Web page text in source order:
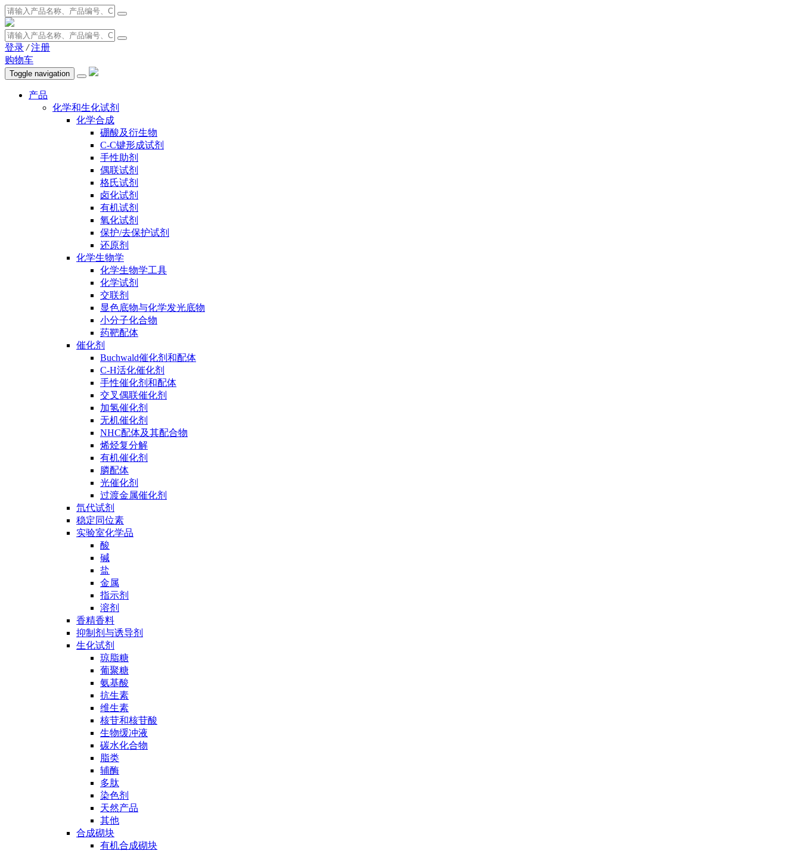
登录 / 注册
购物车
Toggle navigation
产品
化学和生化试剂
化学合成
硼酸及衍生物
C-C键形成试剂
手性助剂
偶联试剂
格氏试剂
卤化试剂
有机试剂
氧化试剂
保护/去保护试剂
还原剂
化学生物学
化学生物学工具
化学试剂
交联剂
显色底物与化学发光底物
小分子化合物
药靶配体
催化剂
Buchwald催化剂和配体
C-H活化催化剂
手性催化剂和配体
交叉偶联催化剂
加氢催化剂
无机催化剂
NHC配体及其配合物
烯烃复分解
有机催化剂
膦配体
光催化剂
过渡金属催化剂
氘代试剂
稳定同位素
实验室化学品
酸
碱
盐
金属
指示剂
溶剂
香精香料
抑制剂与诱导剂
生化试剂
琼脂糖
葡聚糖
氨基酸
抗生素
维生素
核苷和核苷酸
生物缓冲液
碳水化合物
脂类
辅酶
多肽
染色剂
天然产品
其他
合成砌块
有机合成砌块